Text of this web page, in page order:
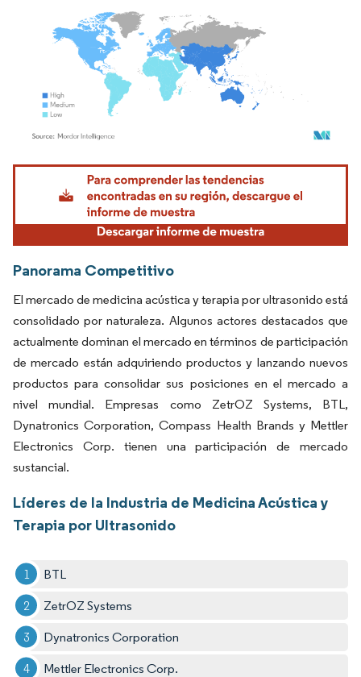
Imagen © Mordor Intelligence. El uso requiere atribución según CC BY 4.0.
Panorama Competitivo
El mercado de medicina acústica y terapia por ultrasonido está
consolidado por naturaleza. Algunos actores destacados que
actualmente dominan el mercado en términos de participación
de mercado están adquiriendo productos y lanzando nuevos
productos para consolidar sus posiciones en el mercado a
nivel mundial. Empresas como ZetrOZ Systems, BTL,
Dynatronics Corporation, Compass Health Brands y Mettler
Electronics Corp. tienen una participación de mercado
sustancial.
Líderes de la Industria de Medicina Acústica y
Terapia por Ultrasonido
BTL
ZetrOZ Systems
Dynatronics Corporation
Mettler Electronics Corp.